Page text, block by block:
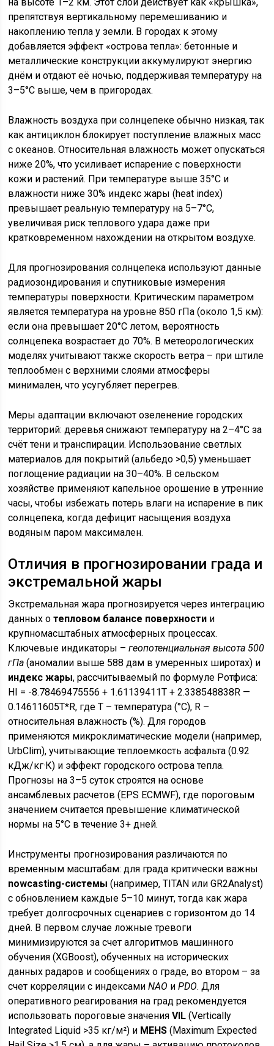
препятствуя вертикальному перемешиванию и
накоплению тепла у земли. В городах к этому
добавляется эффект «острова тепла»: бетонные и
металлические конструкции аккумулируют энергию
днём и отдают её ночью, поддерживая температуру на
3–5°C выше, чем в пригородах.
Влажность воздуха при солнцепеке обычно низкая, так
как антициклон блокирует поступление влажных масс
с океанов. Относительная влажность может опускаться
ниже 20%, что усиливает испарение с поверхности
кожи и растений. При температуре выше 35°C и
влажности ниже 30% индекс жары (heat index)
превышает реальную температуру на 5–7°C,
увеличивая риск теплового удара даже при
кратковременном нахождении на открытом воздухе.
Для прогнозирования солнцепека используют данные
радиозондирования и спутниковые измерения
температуры поверхности. Критическим параметром
является температура на уровне 850 гПа (около 1,5 км):
если она превышает 20°C летом, вероятность
солнцепека возрастает до 70%. В метеорологических
моделях учитывают также скорость ветра – при штиле
теплообмен с верхними слоями атмосферы
минимален, что усугубляет перегрев.
Меры адаптации включают озеленение городских
территорий: деревья снижают температуру на 2–4°C за
счёт тени и транспирации. Использование светлых
материалов для покрытий (альбедо >0,5) уменьшает
поглощение радиации на 30–40%. В сельском
хозяйстве применяют капельное орошение в утренние
часы, чтобы избежать потерь влаги на испарение в пик
солнцепека, когда дефицит насыщения воздуха
водяным паром максимален.
Отличия в прогнозировании града и
экстремальной жары
Экстремальная жара прогнозируется через интеграцию
данных отепловом балансе поверхности и
крупномасштабных атмосферных процессах.
Ключевые индикаторы –геопотенциальная высота 500
гПа (аномалии выше 588 дам в умеренных широтах) и
индекс жары, рассчитываемый по формуле Ротфиса:
HI = -8.78469475556 + 1.61139411T + 2.338548838R —
0.14611605T*R, где T – температура (°C), R –
относительная влажность (%). Для городов
применяются микроклиматические модели (например,
UrbClim), учитывающие теплоемкость асфальта (0.92
кДж/кг·К) и эффект городского острова тепла.
Прогнозы на 3–5 суток строятся на основе
ансамблевых расчетов (EPS ECMWF), где пороговым
значением считается превышение климатической
нормы на 5°C в течение 3+ дней.
Инструменты прогнозирования различаются по
временным масштабам: для града критически важны
nowcasting-системы (например, TITAN или GR2Analyst)
с обновлением каждые 5–10 минут, тогда как жара
требует долгосрочных сценариев с горизонтом до 14
дней. В первом случае ложные тревоги
минимизируются за счет алгоритмов машинного
обучения (XGBoost), обученных на исторических
данных радаров и сообщениях о граде, во втором – за
счет корреляции с индексамиNAO иPDO. Для
оперативного реагирования на град рекомендуется
использовать пороговые значенияVIL (Vertically
Integrated Liquid >35 кг/м²) и MEHS (Maximum Expected